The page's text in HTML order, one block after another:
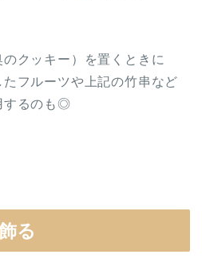
クッキー）を置くときに
フルーツや上記の竹串など
するのも◎
る